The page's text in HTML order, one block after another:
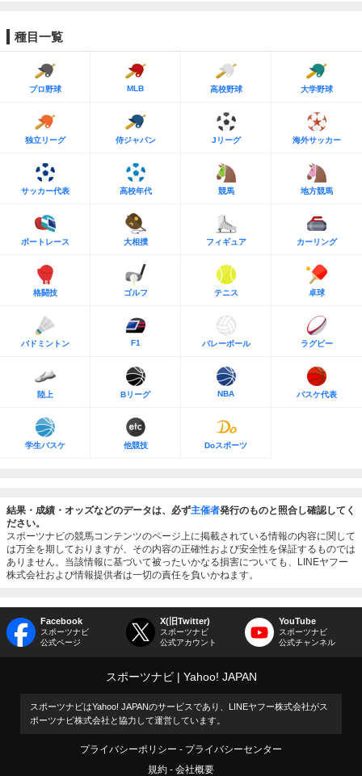
種目一覧
プロ野球 MLB 高校野球 大学野球
独立リーグ 侍ジャパン Jリーグ 海外サッカー
サッカー代表 高校年代 競馬 地方競馬
ボートレース 大相撲 フィギュア カーリング
格闘技 ゴルフ テニス 卓球
バドミントン F1 バレーボール ラグビー
陸上 Bリーグ NBA バスケ代表
学生バスケ 他競技 Doスポーツ
結果・成績・オッズなどのデータは、必ず主催者発行のものと照合し確認してく
ださい。
スポーツナビの競馬コンテンツのページ上に掲載されている情報の内容に関して
は万全を期しておりますが、その内容の正確性および安全性を保証するものでは
ありません。当該情報に基づいて被ったいかなる損害についても、LINEヤフー
株式会社および情報提供者は一切の責任を負いかねます。
Facebook
スポーツナビ
公式ページ
X(旧Twitter)
スポーツナビ
公式アカウント
YouTube
スポーツナビ
公式チャンネル
スポーツナビ Yahoo! JAPAN
スポーツナビはYahoo! JAPANのサービスであり、LINEヤフー株式会社がス
ポーツナビ株式会社と協力して運営しています。
プライバシーポリシー
プライバシーセンター
規約
会社概要